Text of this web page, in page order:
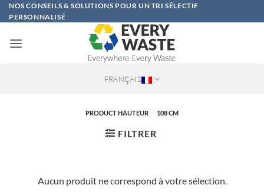
Passer
au
NOS CONSEILS & SOLUTIONS POUR UN TRI SÉLECTIF
PERSONNALISÉ
FRANÇAIS
PRODUCT HAUTEUR / 108 CM
FILTRER
Aucun produit ne correspond à votre sélection.